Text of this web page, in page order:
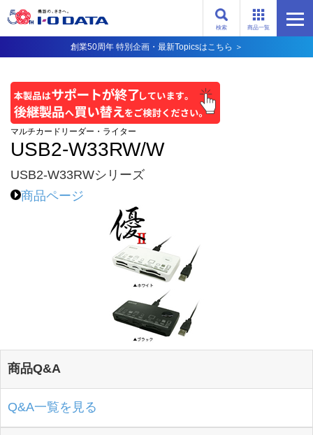
商品一覧
検索
創業50周年 特別企画・最新Topicsはこちら ＞
マルチカードリーダー・ライター
USB2-W33RW/W
USB2-W33RWシリーズ
商品ページ
商品Q&A
Q&A一覧を見る